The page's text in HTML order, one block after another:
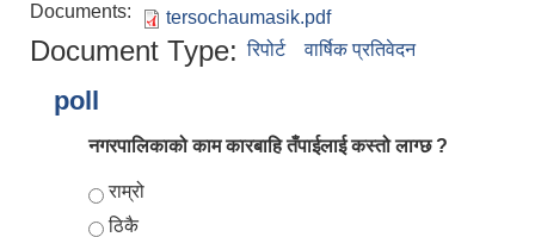
Documents:
tersochaumasik.pdf
Document Type: रिपोर्ट वार्षिक प्रतिवेदन
poll
नगरपालिकाको काम कारबाहि तँपाईलाई कस्तो लाग्छ ?
Choices
राम्रो
ठिकै